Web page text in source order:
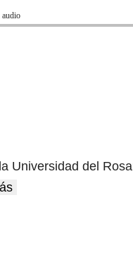
audio
Universidad del